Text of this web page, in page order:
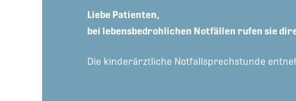
Liebe Patienten,
bei lebensbedrohlichen Notfällen rufen sie
Die kinderärztliche Notfallsprechstunde